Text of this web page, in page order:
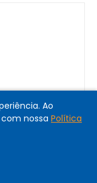
Ao
nossa Política